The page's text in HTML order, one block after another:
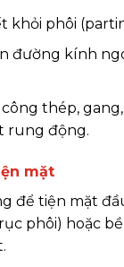
khỏi phôi
đường kính
thép,
rung động.
mặt
để tiện mặt
phôi) hoặc